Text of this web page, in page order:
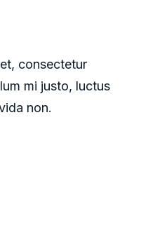
consectetur
mi justo, luctus
non.